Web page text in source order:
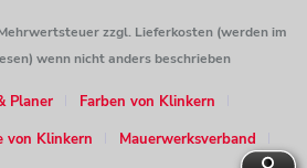
zzgl. Lieferkosten (werden im
wenn nicht anders beschrieben
Planer
Farben von Klinkern
von Klinkern
Mauerwerksverband